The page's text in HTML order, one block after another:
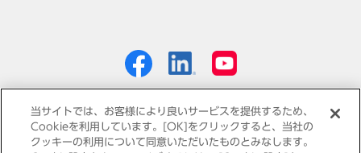
当サイトでは、お客様により良いサービスを提供するため、
Cookieを利用しています。[OK]をクリックすると、当社の
クッキーの利用について同意いただいたものとみなします。